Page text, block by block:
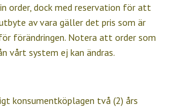
order, dock med reservation för att
av vara gäller det pris som är
förändringen. Notera att order som
vårt system ej kan ändras.
konsumentköplagen två (2) års